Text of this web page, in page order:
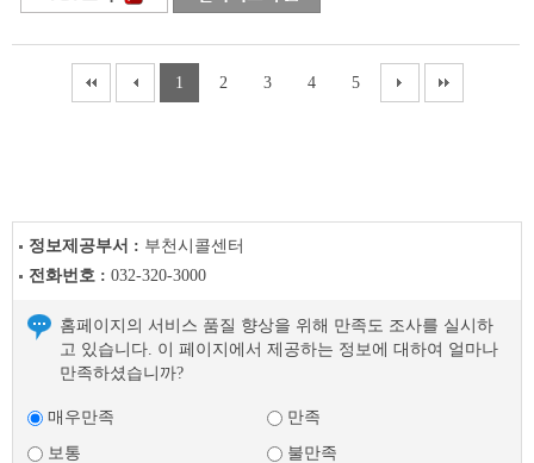
1 2 3 4 5
정보제공부서 : 부천시콜센터
전화번호 : 032-320-3000
홈페이지의 서비스 품질 향상을 위해 만족도 조사를 실시하
고 있습니다. 이 페이지에서 제공하는 정보에 대하여 얼마나
만족하셨습니까?
매우만족
만족
보통
불만족